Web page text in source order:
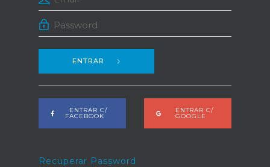
ENTRAR
ENTRAR C/
FACEBOOK
ENTRAR C/
GOOGLE
Recuperar Password